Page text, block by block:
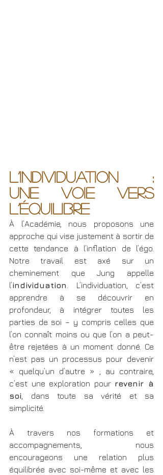
L’individuation :
une voie vers
l’équilibre
À l’Académie, nous proposons une
approche qui vise justement à sortir de
cette tendance à l’inflation de l’égo.
Notre travail est axé sur un
cheminement que Jung appelle
l’individuation
. L’individuation, c’est
apprendre à se découvrir en
profondeur, à intégrer toutes les
parties de soi – y compris celles que
l’on connaît moins ou que l’on a peut-
être rejetées à un moment donné. Ce
n’est pas un processus pour devenir
« quelqu’un d’autre » ; au contraire,
c’est une exploration pour revenir à
soi , dans toute sa vérité et sa
simplicité.
À travers nos formations et
accompagnements, nous
encourageons une relation plus
équilibrée avec soi-même et avec les